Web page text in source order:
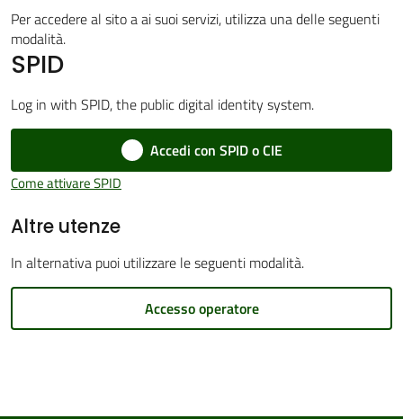
Amministrazione
Trasparente
Tutti
argomenti...
su
Per accedere al sito a ai suoi servizi, utilizza una delle seguenti
modalità.
SPID
Log in with SPID, the public digital identity system.
Accedi con SPID o CIE
Come attivare SPID
Altre utenze
In alternativa puoi utilizzare le seguenti modalità.
Accesso operatore